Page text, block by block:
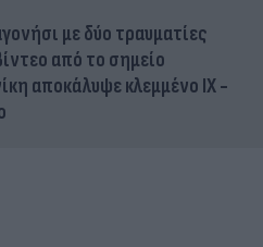
με δύο τραυματίες
από το σημείο
αποκάλυψε κλεμμένο ΙΧ -